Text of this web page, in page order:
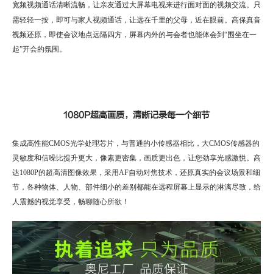
宽频视频通话清晰流畅， 让亲友通过大屏幕电视来进行面对面的视频交流。只
需轻轻一按，即可与家人视频通话，让远在千里的父母，近在眼前。高保真音
视频还原，即使会议地点远隔四方，屏幕内外的与会者也能体会到“围坐在一
起”开会的氛围。
1080P超高画质，清晰记录每一个细节
集成高性能CMOS光学处理芯片，与普通的小传感器相比，大CMOS传感器的
灵敏度和信噪比提升更大，像素更密集，画质更出色，让您劲享光感激悦。高
达1080P的超高清图像效果，采用AF自动对焦技术，还原真实的会议场景和细
节，各种物体、人物、部件细小的差别都能在远程屏幕上显示的淋漓尽致，给
人震撼的视觉享受，畅聊随心所欲！